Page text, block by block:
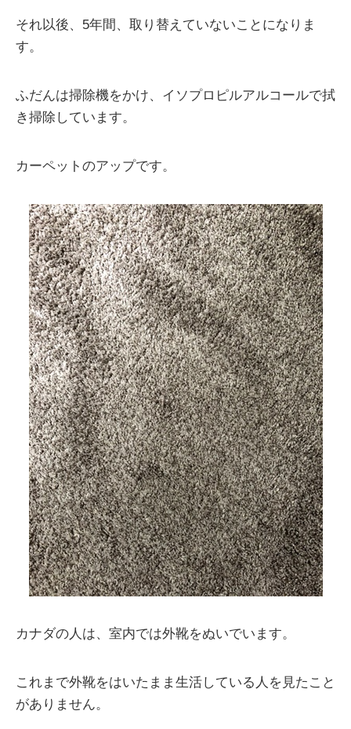
それ以後、5年間、取り替えていないことになりま
す。
ふだんは掃除機をかけ、イソプロピルアルコールで拭
き掃除しています。
カーペットのアップです。
カナダの人は、室内では外靴をぬいでいます。
これまで外靴をはいたまま生活している人を見たこと
がありません。